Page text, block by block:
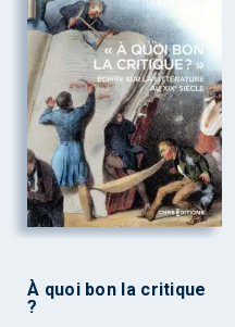
À quoi bon la critique
?